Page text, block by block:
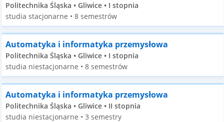
Politechnika Śląska • Gliwice • I stopnia
studia stacjonarne • 8 semestrów
Automatyka i informatyka przemysłowa
Politechnika Śląska • Gliwice • I stopnia
studia niestacjonarne • 8 semestrów
Automatyka i informatyka przemysłowa
Politechnika Śląska • Gliwice • II stopnia
studia niestacjonarne • 3 semestry